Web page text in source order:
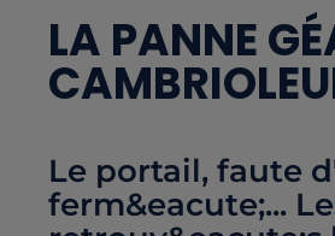
LA PANNE
Le portail, faute
ferm&eacute;...